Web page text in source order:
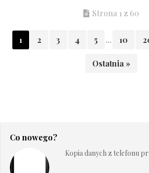
Strona 1 z 60
1 2 3 4 5 ... 10
Ostatnia »
Co nowego?
Kopia danych z telefonu